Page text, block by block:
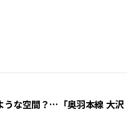
うな空間？…「奥羽本線 大沢